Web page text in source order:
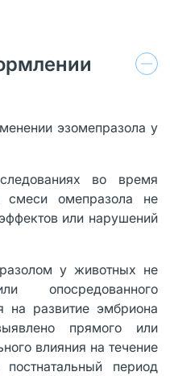
эзомепразола у
во время
смеси омепразола не
или нарушений
у животных не
опосредованного
на развитие эмбриона
прямого или
влияния на течение
период